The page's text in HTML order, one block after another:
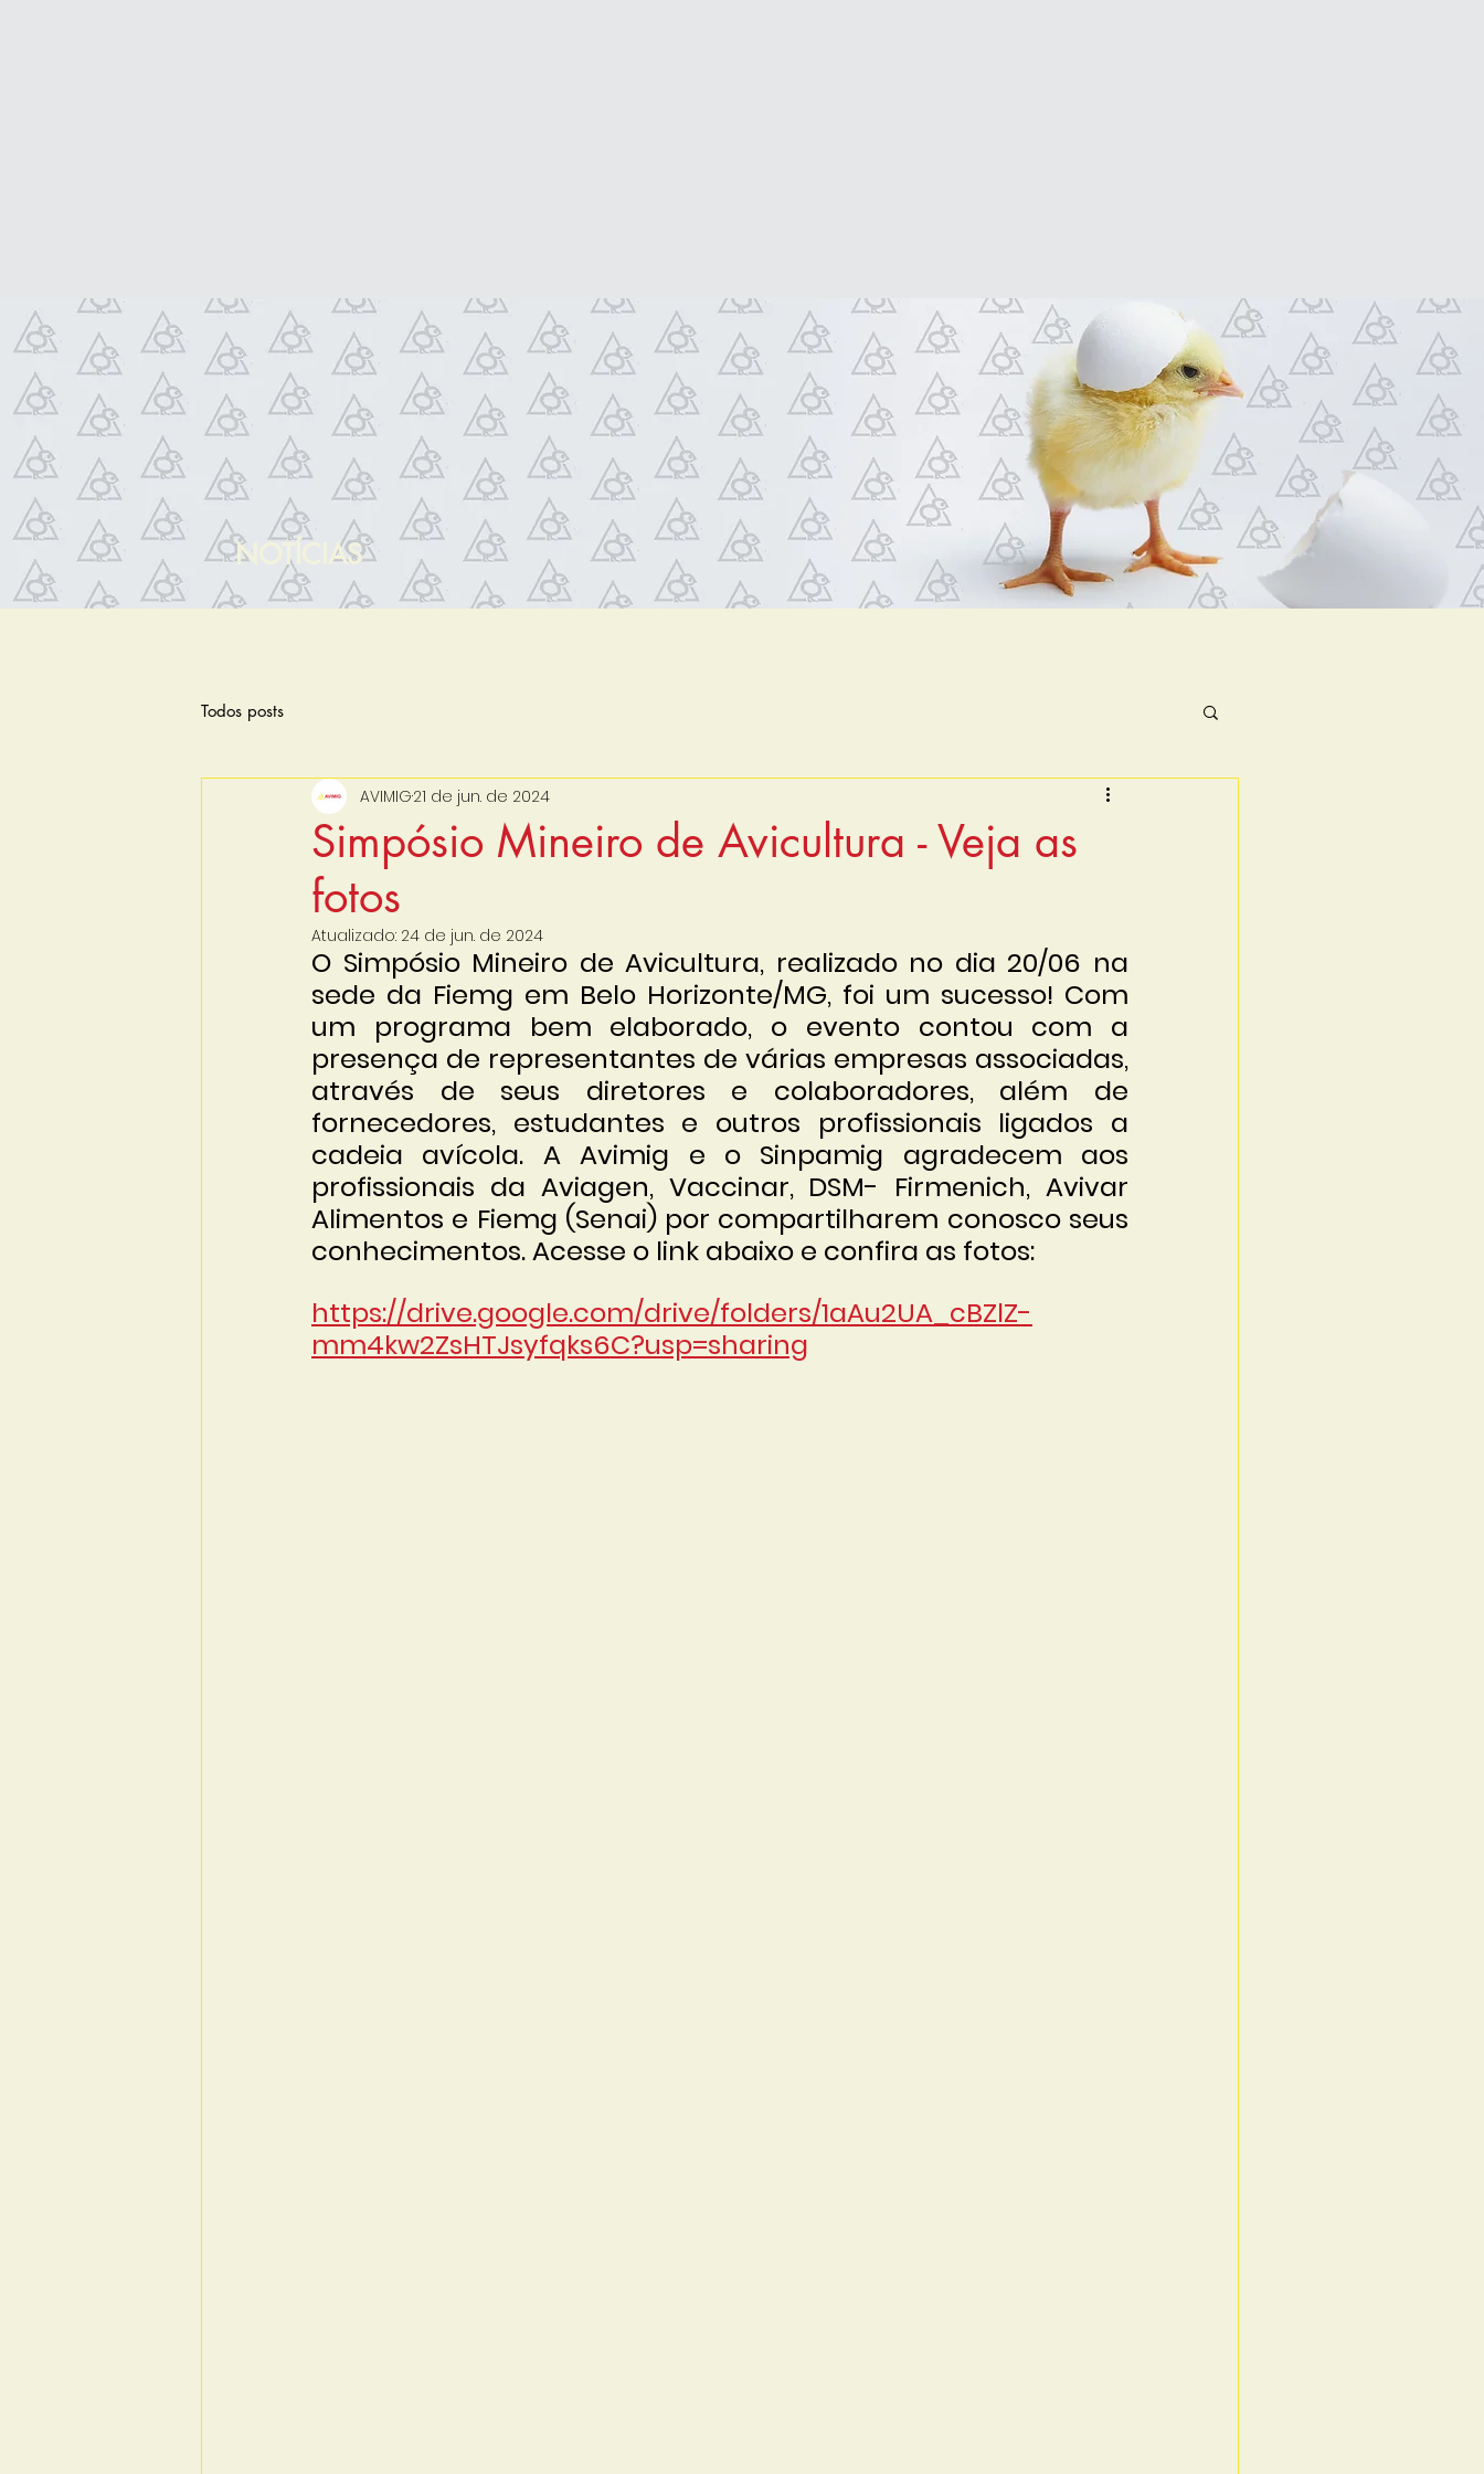
NOTÍCIAS
Todos posts
Simpósio Mineiro de Avicultura - Veja as
fotos
AVIMIG21 de jun. de 2024
Atualizado: 24 de jun. de 2024
O Simpósio Mineiro de Avicultura, realizado no dia 20/06 na
sede da Fiemg em Belo Horizonte/MG, foi um sucesso! Com
um programa bem elaborado, o evento contou com a
presença de representantes de várias empresas associadas,
através de seus diretores e colaboradores, além de
fornecedores, estudantes e outros profissionais ligados a
cadeia avícola. A Avimig e o Sinpamig agradecem aos
profissionais da Aviagen, Vaccinar, DSM- Firmenich, Avivar
Alimentos e Fiemg (Senai) por compartilharem conosco seus
conhecimentos. Acesse o link abaixo e confira as fotos:
https://drive.google.com/drive/folders/1aAu2UA_cBZlZ-
mm4kw2ZsHTJsyfqks6C?usp=sharing